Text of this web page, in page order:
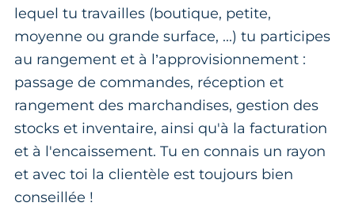
lequel tu travailles (boutique, petite,
moyenne ou grande surface, ...) tu participes
au rangement et à l’approvisionnement :
passage de commandes, réception et
rangement des marchandises, gestion des
stocks et inventaire, ainsi qu'à la facturation
et à l'encaissement. Tu en connais un rayon
et avec toi la clientèle est toujours bien
conseillée !